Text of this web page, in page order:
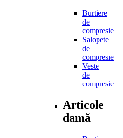
Burtiere
de
compresie
Salopete
de
compresie
Veste
de
compresie
Articole
damă